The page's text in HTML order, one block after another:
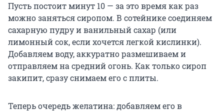
Пусть постоитминут 10 — за это время как раз
можно заняться сиропом. В сотейнике соединяем
сахарную пудру и ванильный сахар (или
лимонный сок, если хочется легкой кислинки).
Добавляем воду, аккуратно размешиваем и
отправляем на средний огонь. Как только сироп
закипит, сразу снимаем его с плиты.
Теперь очередь желатина: добавляем его в